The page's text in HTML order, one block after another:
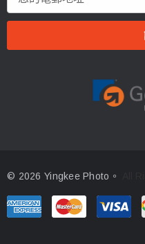
郵
© 2026 Yingkee Photo。